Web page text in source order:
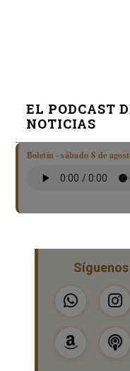
EL PODCAST
NOTICIAS
Boletín · sábado 8 de